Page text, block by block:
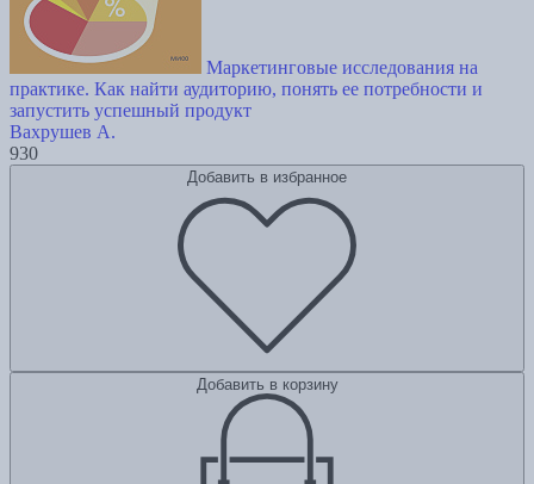
Маркетинговые исследования на
практике. Как найти аудиторию, понять ее потребности и
запустить успешный продукт
Вахрушев А.
930
Добавить в избранное
Добавить в корзину